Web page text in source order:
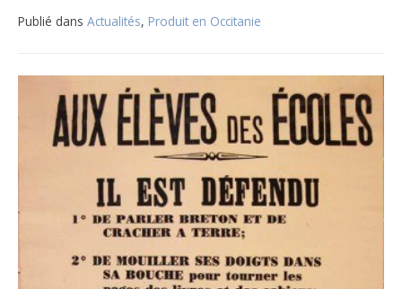
Publié dans Actualités, Produit en Occitanie